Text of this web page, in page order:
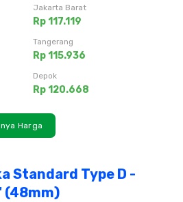
Jakarta Barat
Rp 117.119
Tangerang
Rp 115.936
Depok
Rp 120.668
Harga
Standard Type D -
(48mm)